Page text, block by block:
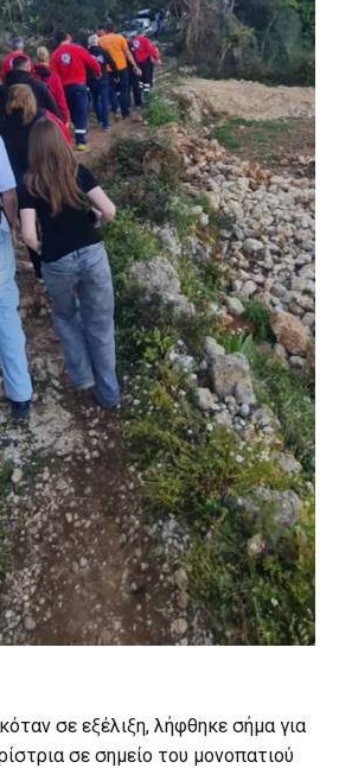
σε εξέλιξη, λήφθηκε σήμα για
σε σημείο του μονοπατιού